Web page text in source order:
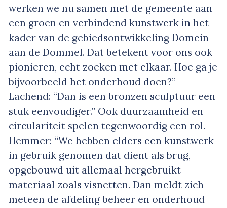
werken we nu samen met de gemeente aan
een groen en verbindend kunstwerk in het
kader van de gebiedsontwikkeling Domein
aan de Dommel. Dat betekent voor ons ook
pionieren, echt zoeken met elkaar. Hoe ga je
bijvoorbeeld het onderhoud doen?”
Lachend: “Dan is een bronzen sculptuur een
stuk eenvoudiger.” Ook duurzaamheid en
circulariteit spelen tegenwoordig een rol.
Hemmer: “We hebben elders een kunstwerk
in gebruik genomen dat dient als brug,
opgebouwd uit allemaal hergebruikt
materiaal zoals visnetten. Dan meldt zich
meteen de afdeling beheer en onderhoud